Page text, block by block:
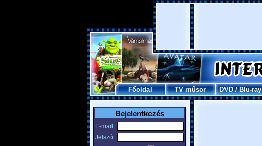
Főoldal TV műsor DVD/Blu-ray
Bejelentkezés
E-mail:
Jelszó: